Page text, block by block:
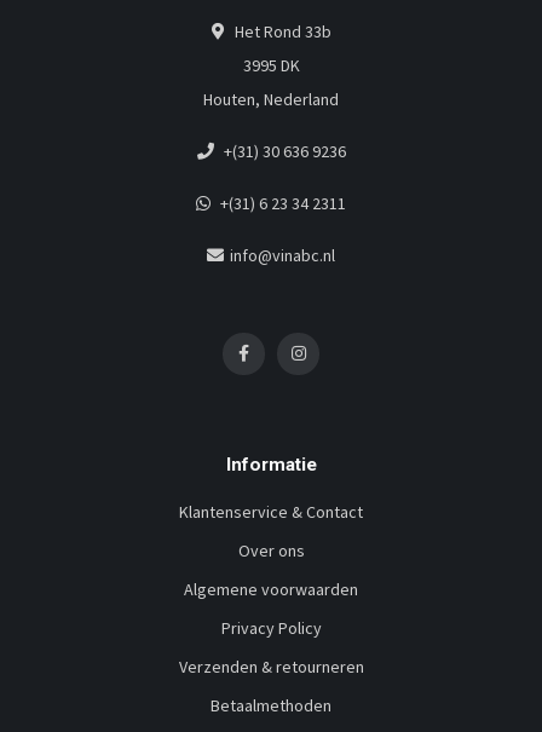
Het Rond 33b
3995 DK
Houten, Nederland
+(31) 30 636 9236
+(31) 6 23 34 2311
info@vinabc.nl
Informatie
Klantenservice & Contact
Over ons
Algemene voorwaarden
Privacy Policy
Verzenden & retourneren
Betaalmethoden